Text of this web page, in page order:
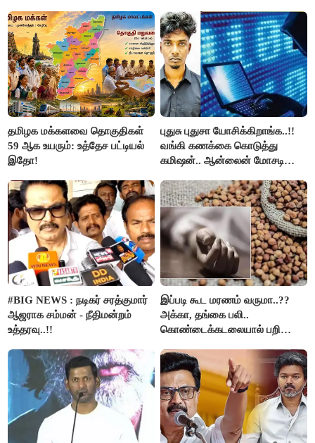
தமிழக மக்களவை தொகுதிகள்
59 ஆக உயரும்: உத்தேச பட்டியல்
இதோ!
புதுசு புதுசா யோசிக்கிறாங்க..!!
வங்கி கணக்கை கொடுத்து
கமிஷன்.. ஆன்லைன் மோசடி
கைது..!!
#BIG NEWS : நடிகர் சரத்குமார்
ஆஜராக சம்மன் - நீதிமன்றம்
உத்தரவு..!!
இப்படி கூட மரணம் வருமா..??
அக்கா, தங்கை பலி..
கொண்டைக்கடலையால் பறிபோன